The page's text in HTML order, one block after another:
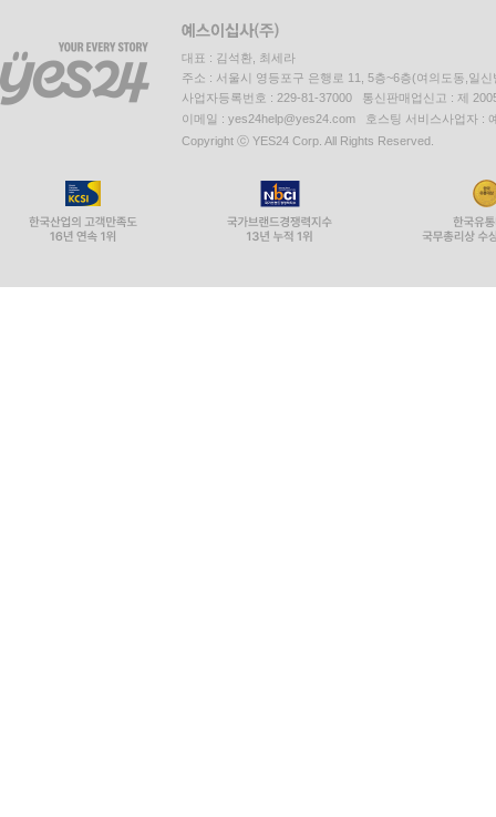
대표 : 김석환, 최세라
주소 : 서울시 영등포구 은행로 11, 5층~6층(여의도동,일신
사업자등록번호 : 229-81-37000 통신판매업신고 : 제
이메일 : yes24help@yes24.com 호스팅 서비스사업자 :
Copyright ⓒ YES24 Corp. All Rights Reserved.